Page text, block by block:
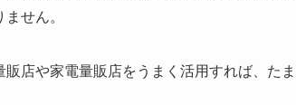
せん。
販店や家電量販店をうまく活用すれば、た